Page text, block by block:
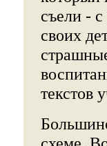
съели -
своих
текстов